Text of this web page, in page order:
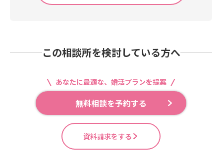
この相談所を検討している方へ
あなたに最適な、婚活プランを提案
無料相談を予約する
資料請求をする